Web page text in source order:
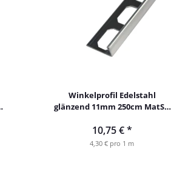
Winkelprofil Edelstahl
glänzend 11mm 250cm MatSt.
10,75 €*
4,30 € pro 1 m